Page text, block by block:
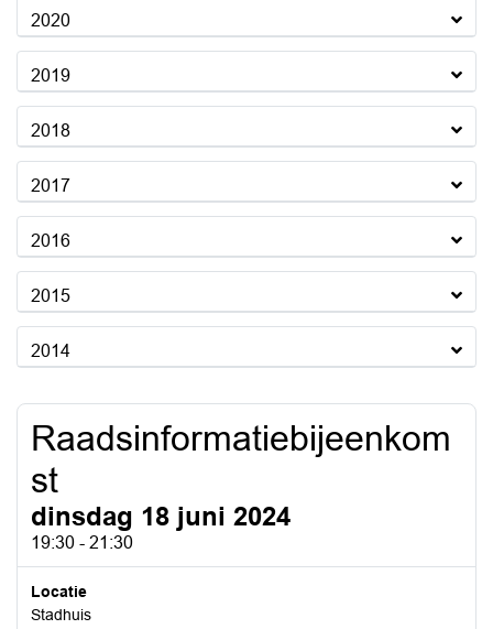
2020
2019
2018
2017
2016
2015
2014
Raadsinformatiebijeenkom
st
dinsdag 18 juni 2024
19:30 - 21:30
Locatie
Stadhuis